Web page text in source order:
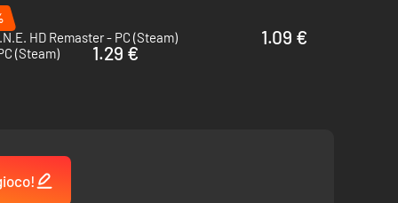
HD Remaster - PC (Steam)
1.09 €
(Steam) 1.29 €